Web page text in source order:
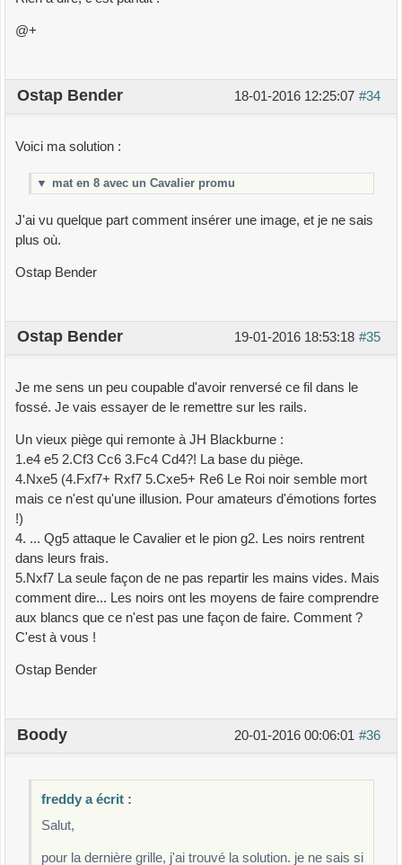
@+
#34
18-01-2016 12:25:07
Ostap Bender
Voici ma solution :
▼ mat en 8 avec un Cavalier promu
J'ai vu quelque part comment insérer une image, et je ne sais
plus où.
Ostap Bender
#35
19-01-2016 18:53:18
Ostap Bender
Je me sens un peu coupable d'avoir renversé ce fil dans le
fossé. Je vais essayer de le remettre sur les rails.
Un vieux piège qui remonte à JH Blackburne :
1.e4 e5 2.Cf3 Cc6 3.Fc4 Cd4?! La base du piège.
4.Nxe5 (4.Fxf7+ Rxf7 5.Cxe5+ Re6 Le Roi noir semble mort
mais ce n'est qu'une illusion. Pour amateurs d'émotions fortes
!)
4. ... Qg5 attaque le Cavalier et le pion g2. Les noirs rentrent
dans leurs frais.
5.Nxf7 La seule façon de ne pas repartir les mains vides. Mais
comment dire... Les noirs ont les moyens de faire comprendre
aux blancs que ce n'est pas une façon de faire. Comment ?
C'est à vous !
Ostap Bender
#36
20-01-2016 00:06:01
Boody
freddy a écrit :
Salut,
pour la dernière grille, j'ai trouvé la solution. je ne sais si